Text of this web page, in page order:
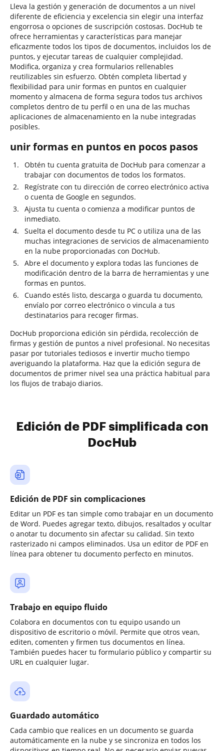
Lleva la gestión y generación de documentos a un nivel
diferente de eficiencia y excelencia sin elegir una interfaz
engorrosa o opciones de suscripción costosas. DocHub te
ofrece herramientas y características para manejar
eficazmente todos los tipos de documentos, incluidos los de
puntos, y ejecutar tareas de cualquier complejidad.
Modifica, organiza y crea formularios rellenables
reutilizables sin esfuerzo. Obtén completa libertad y
flexibilidad para unir formas en puntos en cualquier
momento y almacena de forma segura todos tus archivos
completos dentro de tu perfil o en una de las muchas
aplicaciones de almacenamiento en la nube integradas
posibles.
unir formas en puntos en pocos pasos
Obtén tu cuenta gratuita de DocHub para comenzar a
trabajar con documentos de todos los formatos.
Regístrate con tu dirección de correo electrónico activa
o cuenta de Google en segundos.
Ajusta tu cuenta o comienza a modificar puntos de
inmediato.
Suelta el documento desde tu PC o utiliza una de las
muchas integraciones de servicios de almacenamiento
en la nube proporcionadas con DocHub.
Abre el documento y explora todas las funciones de
modificación dentro de la barra de herramientas y une
formas en puntos.
Cuando estés listo, descarga o guarda tu documento,
envíalo por correo electrónico o vincula a tus
destinatarios para recoger firmas.
DocHub proporciona edición sin pérdida, recolección de
firmas y gestión de puntos a nivel profesional. No necesitas
pasar por tutoriales tediosos e invertir mucho tiempo
averiguando la plataforma. Haz que la edición segura de
documentos de primer nivel sea una práctica habitual para
los flujos de trabajo diarios.
Edición de PDF simplificada con
DocHub
Edición de PDF sin complicaciones
Editar un PDF es tan simple como trabajar en un documento
de Word. Puedes agregar texto, dibujos, resaltados y ocultar
o anotar tu documento sin afectar su calidad. Sin texto
rasterizado ni campos eliminados. Usa un editor de PDF en
línea para obtener tu documento perfecto en minutos.
Trabajo en equipo fluido
Colabora en documentos con tu equipo usando un
dispositivo de escritorio o móvil. Permite que otros vean,
editen, comenten y firmen tus documentos en línea.
También puedes hacer tu formulario público y compartir su
URL en cualquier lugar.
Guardado automático
Cada cambio que realices en un documento se guarda
automáticamente en la nube y se sincroniza en todos los